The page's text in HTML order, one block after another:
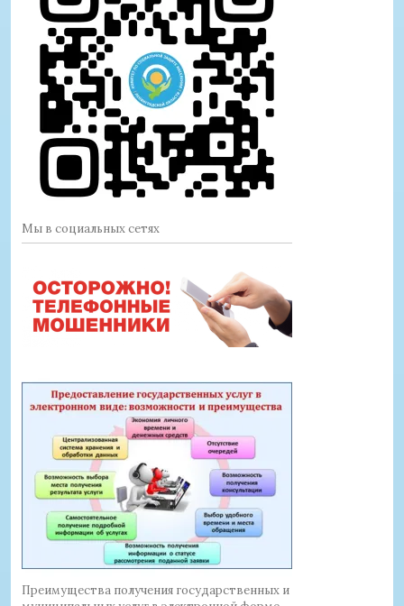
Мы в социальных сетях
Преимущества получения государственных и